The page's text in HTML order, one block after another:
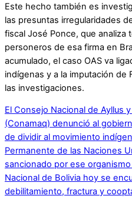
Este hecho también es
las presuntas irregularidades
fiscal José Ponce, que analiza
personeros de esa firma en
acumulado, el caso OAS va
indígenas y a la imputación de
las investigaciones.
El Consejo Nacional de Ayllus
(Conamaq) denunció al
de dividir al movimiento
Permanente de las Naciones
sancionado por ese
Nacional de Bolivia hoy se
debilitamiento, fractura y